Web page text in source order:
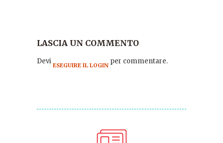
LASCIA UN COMMENTO
Devi ESEGUIRE IL LOGIN per commentare.